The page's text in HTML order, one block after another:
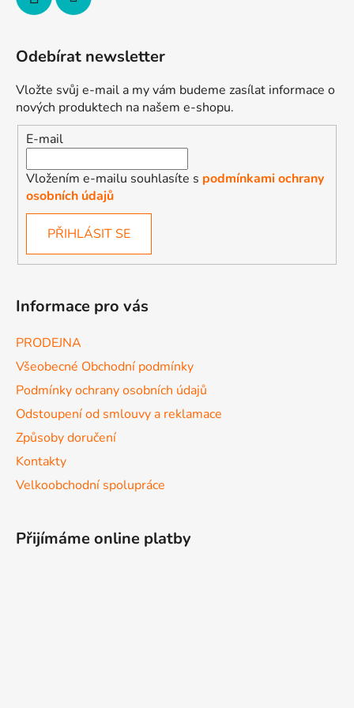
Odebírat newsletter
Vložte svůj e-mail a my vám budeme zasílat informace o
nových produktech na našem e-shopu.
E-mail
Vložením e-mailu souhlasíte s podmínkami ochrany
osobních údajů
PŘIHLÁSIT SE
Informace pro vás
PRODEJNA
Všeobecné Obchodní podmínky
Podmínky ochrany osobních údajů
Odstoupení od smlouvy a reklamace
Způsoby doručení
Kontakty
Velkoobchodní spolupráce
Přijímáme online platby